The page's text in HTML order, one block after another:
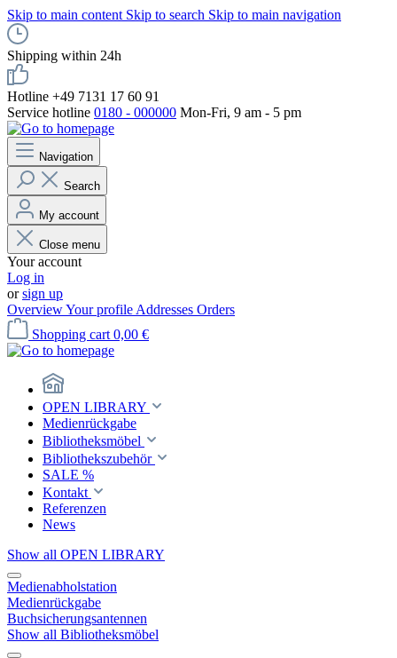
Skip to main content Skip to search Skip to main navigation
Shipping within 24h
Hotline +49 7131 17 60 91
Service hotline 0180 - 000000 Mon-Fri, 9 am - 5 pm
Navigation
Search
My account
Close menu
Your account
Log in
orsign up
OverviewYour profile Addresses Orders
Shopping cart 0,00 €
OPEN LIBRARY
Medienrückgabe
Bibliotheksmöbel
Bibliothekszubehör
SALE %
Kontakt
Referenzen
News
Show all OPEN LIBRARY
Medienabholstation
Medienrückgabe
Buchsicherungsantennen
Show all Bibliotheksmöbel